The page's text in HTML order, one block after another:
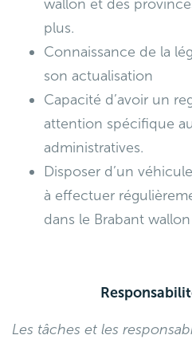
wallon et des
plus.
Connaissance de la
son actualisation
Capacité d’avoir un
attention spécifique
administratives.
Disposer d’un
à effectuer
dans le Brabant wallon
Les tâches et les